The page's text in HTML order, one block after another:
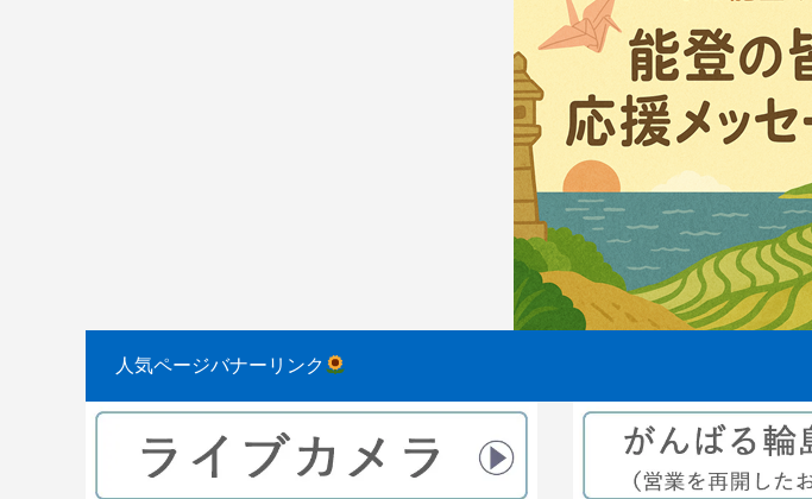
今日の白米千枚田
2022.04.10
人気ページバナーリンク